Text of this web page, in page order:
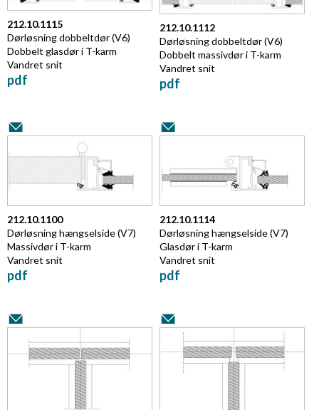
212.10.1115
Dørløsning dobbeltdør (V6)
Dobbelt glasdør i T-karm
Vandret snit
pdf
212.10.1112
Dørløsning dobbeltdør (V6)
Dobbelt massivdør i T-karm
Vandret snit
pdf
212.10.1100
Dørløsning hængselside(V7)
Massivdør i T-karm
Vandret snit
pdf
212.10.1114
Dørløsning hængselside(V7)
Glasdør i T-karm
Vandret snit
pdf